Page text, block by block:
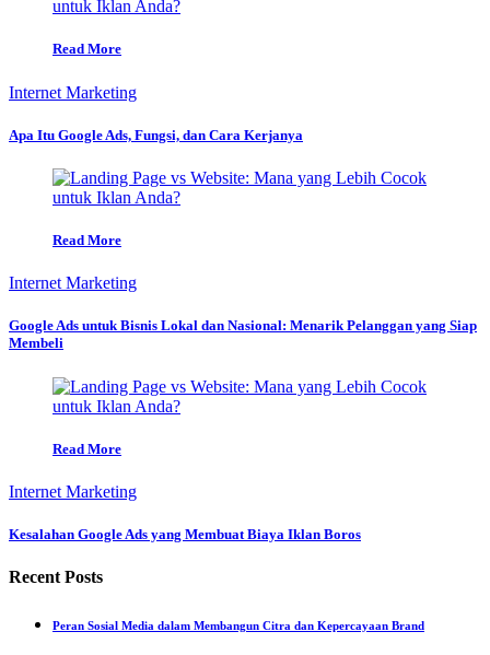
Read More
Internet Marketing
Apa Itu Google Ads, Fungsi, dan Cara Kerjanya
Read More
Internet Marketing
Google Ads untuk Bisnis Lokal dan Nasional: Menarik Pelanggan yang Siap
Membeli
Read More
Internet Marketing
Kesalahan Google Ads yang Membuat Biaya Iklan Boros
Recent Posts
Peran Sosial Media dalam Membangun Citra dan Kepercayaan Brand